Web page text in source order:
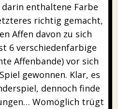
enthaltene Farbe
richtig gemacht,
Affen davon zu sich
6 verschiedenfarbige
Affenbande) vor sich
gewonnen. Klar, es
dennoch finde
Womöglich trügt